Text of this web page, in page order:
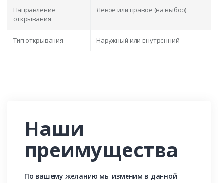
Направление
открывания
Левое или правое (на выбор)
Тип открывания Наружный или внутренний
Наши
преимущества
По вашему желанию мы изменим в данной